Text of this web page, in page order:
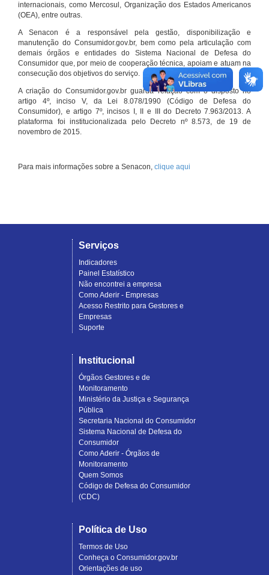
internacionais, como Mercosul, Organização dos Estados Americanos
(OEA), entre outras.
A Senacon é a responsável pela gestão, disponibilização e
manutenção do Consumidor.gov.br, bem como pela articulação com
demais órgãos e entidades do Sistema Nacional de Defesa do
Consumidor que, por meio de cooperação técnica, apoiam e atuam na
consecução dos objetivos do serviço.
A criação do Consumidor.gov.br guarda relação com o disposto no
artigo 4º, inciso V, da Lei 8.078/1990 (Código de Defesa do
Consumidor), e artigo 7º, incisos I, II e III do Decreto 7.963/2013. A
plataforma foi institucionalizada pelo Decreto nº 8.573, de 19 de
novembro de 2015.
Para mais informações sobre a Senacon, clique aqui
Serviços
Indicadores
Painel Estatístico
Não encontrei a empresa
Como Aderir - Empresas
Acesso Restrito para Gestores e
Empresas
Suporte
Institucional
Órgãos Gestores e de
Monitoramento
Ministério da Justiça e Segurança
Pública
Secretaria Nacional do Consumidor
Sistema Nacional de Defesa do
Consumidor
Como Aderir - Órgãos de
Monitoramento
Quem Somos
Código de Defesa do Consumidor
(CDC)
Política de Uso
Termos de Uso
Conheça o Consumidor.gov.br
Orientações de uso